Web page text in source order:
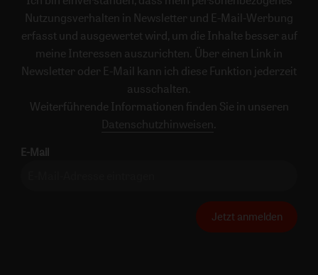
Nutzungsverhalten in Newsletter und E-Mail-Werbung
erfasst und ausgewertet wird, um die Inhalte besser auf
meine Interessen auszurichten. Über einen Link in
Newsletter oder E-Mail kann ich diese Funktion jederzeit
ausschalten.
Weiterführende Informationen finden Sie in unseren
Datenschutzhinweisen .
E-Mail
Jetzt anmelden